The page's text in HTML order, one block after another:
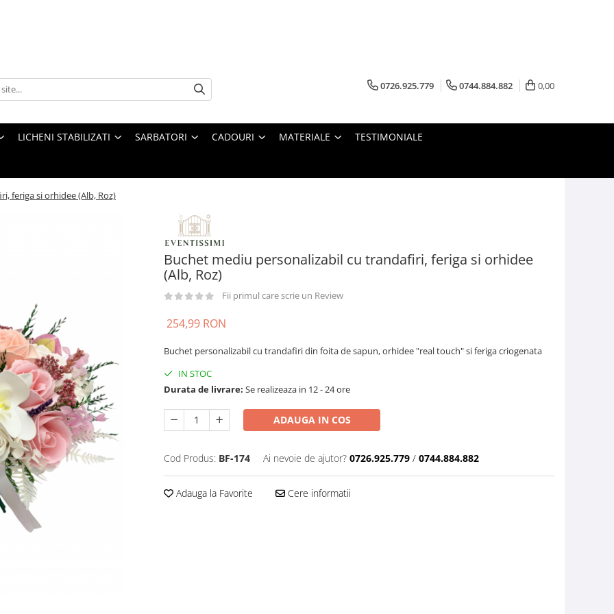
0726.925.779 0744.884.882 0,00
LICHENI STABILIZATI SARBATORI CADOURI MATERIALE TESTIMONIALE
feriga si orhidee (Alb, Roz)
Buchet mediu personalizabil cu trandafiri, feriga si orhidee
(Alb, Roz)
Fii primul care scrie un Review
254,99 RON
Buchet personalizabil cu trandafiri din foita de sapun, orhidee "real touch" si feriga criogenata
IN STOC
Durata de livrare: Se realizeaza in 12 - 24 ore
ADAUGA IN COS
Cod Produs: BF-174 Ai nevoie de ajutor? 0726.925.779 / 0744.884.882
Adauga la Favorite Cere informatii